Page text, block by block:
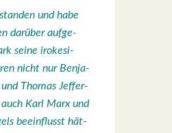
und habe
dar­über auf­ge­
sei­ne iro­ke­si­
nicht nur Ben­ja­
Tho­mas Jef­fer­
auch Karl Marx und
beein­flusst hät­